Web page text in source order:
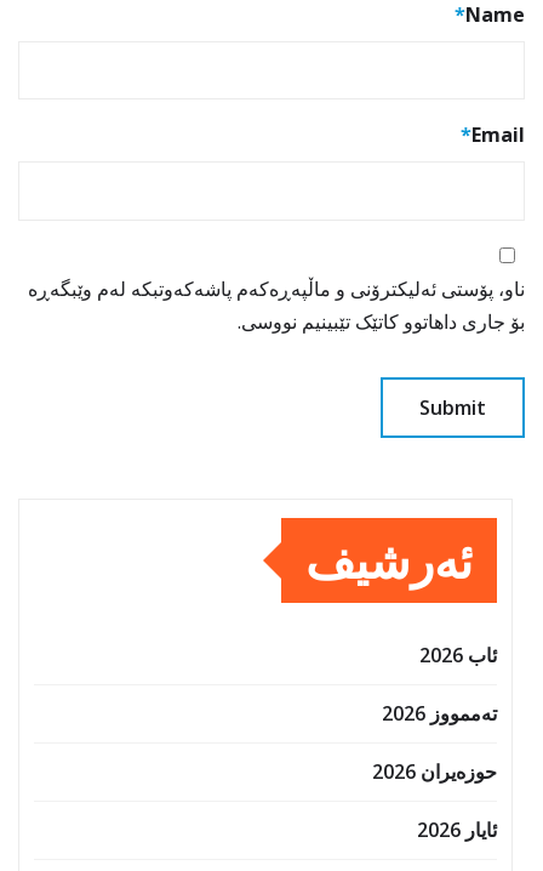
Name
*
Email
*
ناو، پۆستی ئەلیکترۆنی و ماڵپەڕەکەم پاشەکەوتبکە لەم وێبگەڕە
بۆ جاری داهاتوو کاتێک تێبینیم نووسی.
ئەرشیف
ئاب 2026
تەممووز 2026
حوزه‌یران 2026
ئایار 2026